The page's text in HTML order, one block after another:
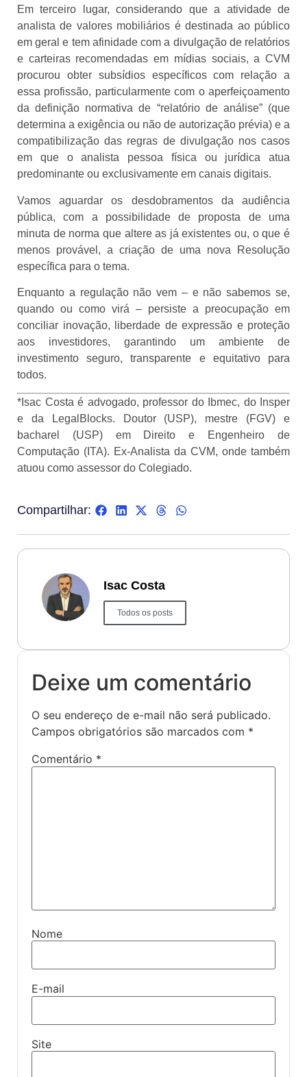
Em terceiro lugar, considerando que a atividade de
analista de valores mobiliários é destinada ao público
em geral e tem afinidade com a divulgação de relatórios
e carteiras recomendadas em mídias sociais, a CVM
procurou obter subsídios específicos com relação a
essa profissão, particularmente com o aperfeiçoamento
da definição normativa de “relatório de análise” (que
determina a exigência ou não de autorização prévia) e a
compatibilização das regras de divulgação nos casos
em que o analista pessoa física ou jurídica atua
predominante ou exclusivamente em canais digitais.
Vamos aguardar os desdobramentos da audiência
pública, com a possibilidade de proposta de uma
minuta de norma que altere as já existentes ou, o que é
menos provável, a criação de uma nova Resolução
específica para o tema.
Enquanto a regulação não vem – e não sabemos se,
quando ou como virá – persiste a preocupação em
conciliar inovação, liberdade de expressão e proteção
aos investidores, garantindo um ambiente de
investimento seguro, transparente e equitativo para
todos.
*Isac Costa é advogado, professor do Ibmec, do Insper
e da LegalBlocks. Doutor (USP), mestre (FGV) e
bacharel (USP) em Direito e Engenheiro de
Computação (ITA). Ex-Analista da CVM, onde também
atuou como assessor do Colegiado.
Compartilhar:
Isac Costa
Todos os posts
Deixe um comentário
O seu endereço de e-mail não será publicado.
Campos obrigatórios são marcados com *
Comentário *
Nome
E-mail
Site